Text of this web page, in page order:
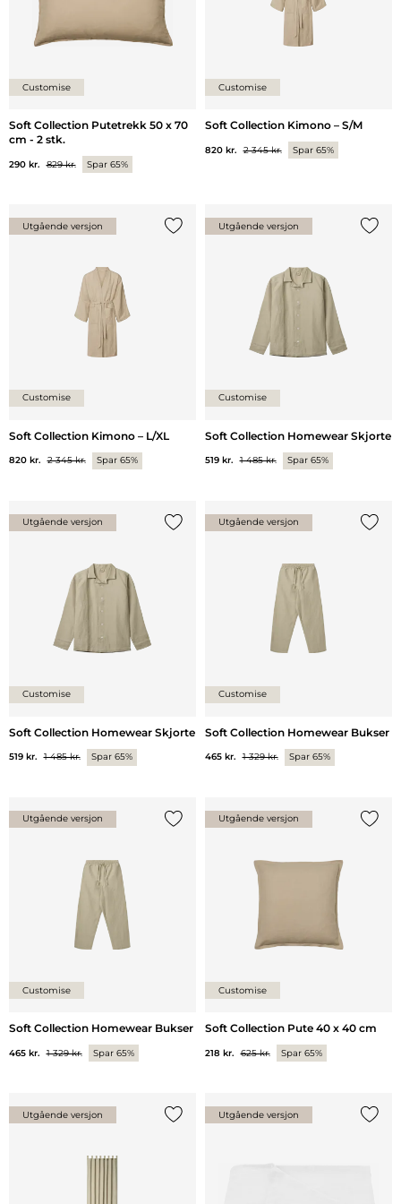
Customise
Soft Collection Putetrekk 50 x 70
cm - 2 stk.
290 kr. 829 kr. Spar 65%
Customise
Soft Collection Kimono – S/M
820 kr. 2 345 kr. Spar 65%
Utgående versjon
Customise
Soft Collection Kimono – L/XL
820 kr. 2 345 kr. Spar 65%
Utgående versjon
Customise
Soft Collection Homewear Skjorte
519 kr. 1 485 kr. Spar 65%
Utgående versjon
Customise
Soft Collection Homewear Skjorte
519 kr. 1 485 kr. Spar 65%
Utgående versjon
Customise
Soft Collection Homewear Bukser
465 kr. 1 329 kr. Spar 65%
Utgående versjon
Customise
Soft Collection Homewear Bukser
465 kr. 1 329 kr. Spar 65%
Utgående versjon
Customise
Soft Collection Pute 40 x 40 cm
218 kr. 625 kr. Spar 65%
Utgående versjon Utgående versjon